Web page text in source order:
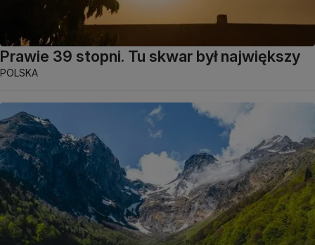
Prawie 39 stopni. Tu skwar był największy
POLSKA